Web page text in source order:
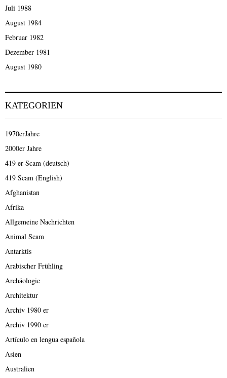
Juli 1988
August 1984
Februar 1982
Dezember 1981
August 1980
KATEGORIEN
1970erJahre
2000er Jahre
419 er Scam (deutsch)
419 Scam (English)
Afghanistan
Afrika
Allgemeine Nachrichten
Animal Scam
Antarktis
Arabischer Frühling
Archäologie
Architektur
Archiv 1980 er
Archiv 1990 er
Artículo en lengua española
Asien
Australien